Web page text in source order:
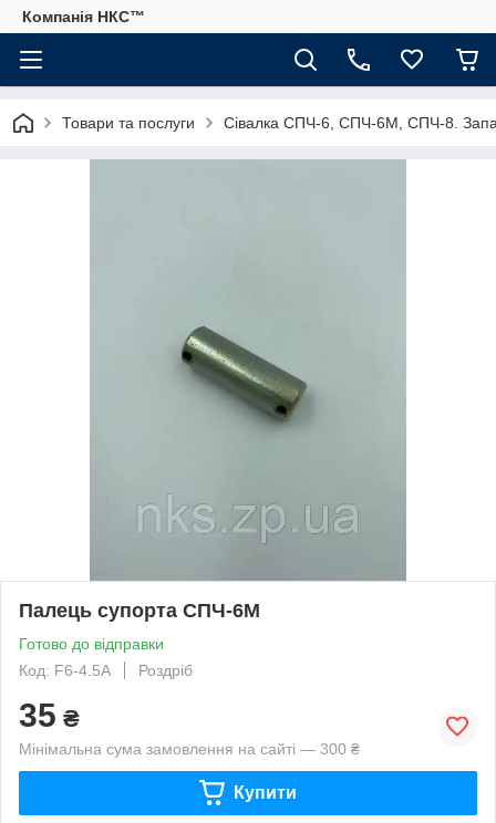
Компанія НКС™
Товари та послуги Сівалка СПЧ-6, СПЧ-6М, СПЧ-8.
Палець супорта СПЧ-6М
Готово до відправки
Код: F6-4.5А
Роздріб
35 ₴
Мінімальна сума замовлення на сайті — 300 ₴
Купити